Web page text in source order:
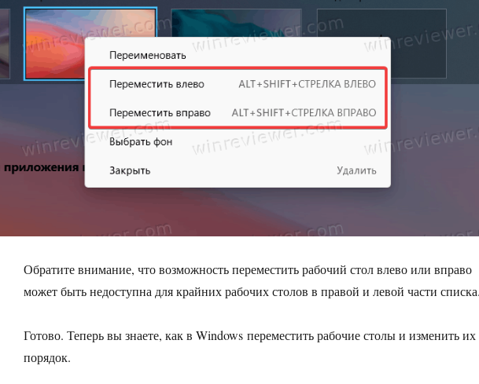
Обратите внимание, что возможность переместить рабочий стол влево или вправо
может быть недоступна для крайних рабочих столов в правой и левой части
Готово. Теперь вы знаете, как в Windows переместить рабочие столы и изменить их
порядок.